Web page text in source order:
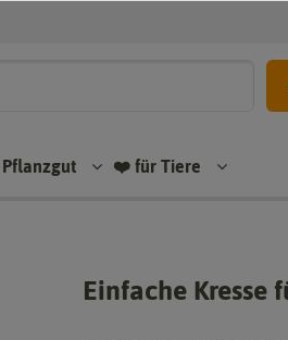
Pflanzgut ❤️ für Tiere
Einfache Kresse